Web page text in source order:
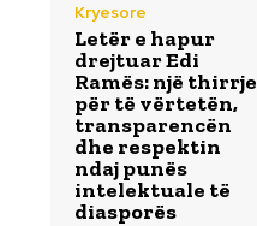
Kryesore
Letër e hapur
drejtuar Edi
Ramës: një thirrje
për të vërtetën,
transparencën
dhe respektin
ndaj punës
intelektuale të
diasporës